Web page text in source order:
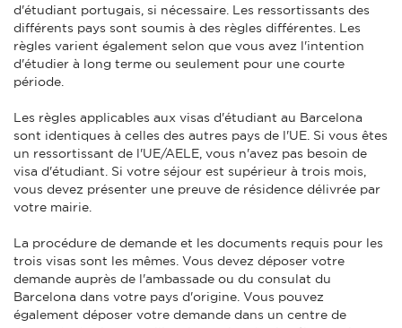
d'étudiant portugais, si nécessaire. Les ressortissants des
différents pays sont soumis à des règles différentes. Les
règles varient également selon que vous avez l'intention
d'étudier à long terme ou seulement pour une courte
période.
Les règles applicables aux visas d'étudiant au Barcelona
sont identiques à celles des autres pays de l'UE. Si vous êtes
un ressortissant de l'UE/AELE, vous n'avez pas besoin de
visa d'étudiant. Si votre séjour est supérieur à trois mois,
vous devez présenter une preuve de résidence délivrée par
votre mairie.
La procédure de demande et les documents requis pour les
trois visas sont les mêmes. Vous devez déposer votre
demande auprès de l'ambassade ou du consulat du
Barcelona dans votre pays d'origine. Vous pouvez
également déposer votre demande dans un centre de